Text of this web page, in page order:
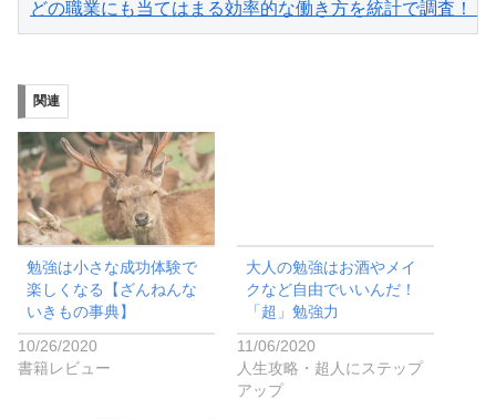
どの職業にも当てはまる効率的な働き方を統計で調査！「
関連
勉強は小さな成功体験で
楽しくなる【ざんねんな
いきもの事典】
10/26/2020
書籍レビュー
大人の勉強はお酒やメイ
クなど自由でいいんだ！
「超」勉強力
11/06/2020
人生攻略・超人にステップ
アップ